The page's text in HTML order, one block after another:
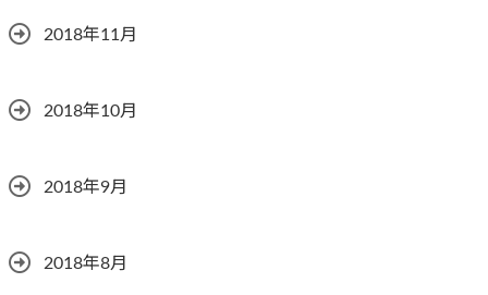
2018年11月
2018年10月
2018年9月
2018年8月